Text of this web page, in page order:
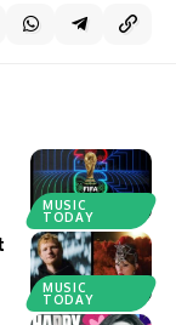
MUSIC
TODAY
MUSIC
TODAY